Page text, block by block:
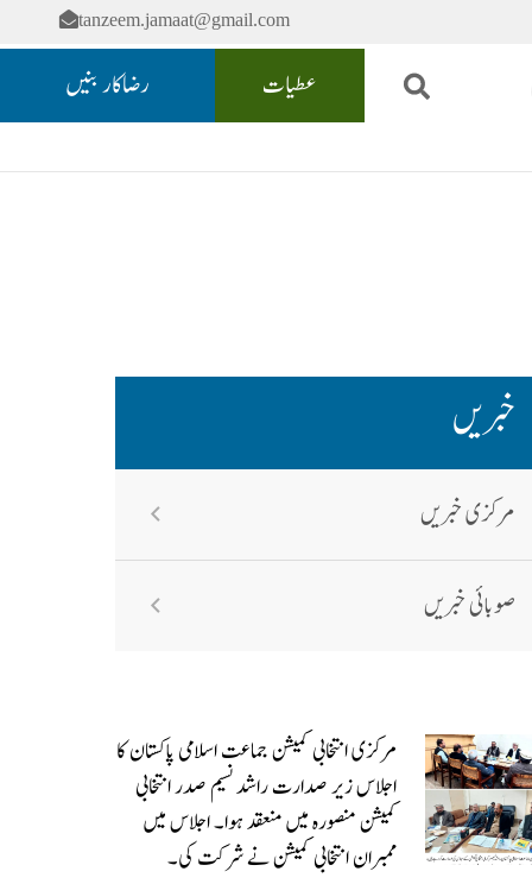
tanzeem.jamaat@gmail.com
عطیات رضاکار بنیں
خبریں
مرکزی خبریں
صوبائی خبریں
مرکزی انتخابی کمیشن جماعت اسلامی پاکستان کا
اجلاس زیر صدارت راشد نسیم صدر انتخابی
کمیشن منصورہ میں منعقد ہوا۔ اجلاس میں
ممبران انتخابی کمیشن نے شرکت کی۔